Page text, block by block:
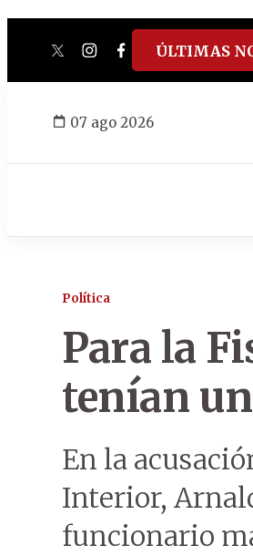
twitterinstagram
facebook
tiktokyoutube
ÚLTIMAS
07 ago 2026
Política
Para la
tenían
En la
Interior,
funcionario